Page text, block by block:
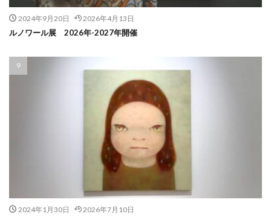
2024年9月20日 2026年4月13日
ルノワール展 2026年-2027年開催
2024年1月30日 2026年7月10日